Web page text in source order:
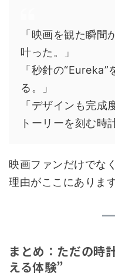
「映画を観た瞬間
叶った。」
「秒針の
る。」
「デザインも完成
トーリーを刻む時
映画ファンだけでな
理由がここにあります
まとめ：ただの時
える体験”